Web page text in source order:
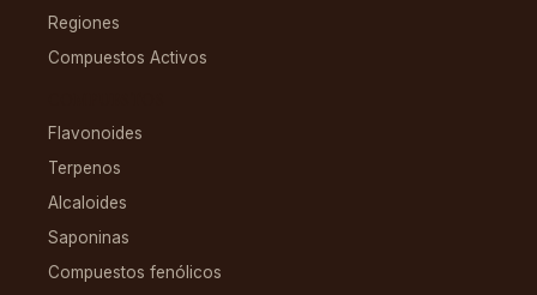
Regiones
Compuestos Activos
Flavonoides
Terpenos
Alcaloides
Saponinas
Compuestos fenólicos